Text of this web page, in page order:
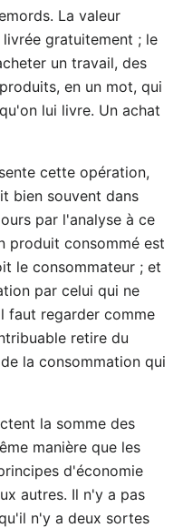
La valeur
gratuitement ; le
un travail, des
en un mot, qui
lui livre. Un achat
cette opération,
bien souvent dans
par l'analyse à ce
produit consommé est
le consommateur ; et
par celui qui ne
faut regarder comme
retire du
la consommation qui
la somme des
manière que les
d'économie
autres. Il n'y a pas
n'y a deux sortes